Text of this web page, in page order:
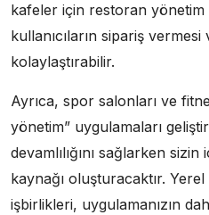
kafeler için restoran yönetim
kullanıcıların sipariş
kolaylaştırabilir.
Ayrıca, spor salonları ve
yönetim” uygulamaları
devamlılığını sağlarken
kaynağı oluşturacaktır.
işbirlikleri, uygulamanızın